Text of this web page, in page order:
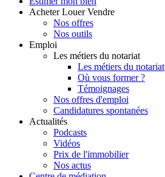
Acheter Louer Vendre
Nos offres
Nos outils
Emploi
Les métiers du notariat
Les métiers du notariat
Où vous former ?
Témoignages
Nos offres d'emploi
Candidatures spontanées
Actualités
Podcasts
Vidéos
Prix de l'immobilier
Nos actus